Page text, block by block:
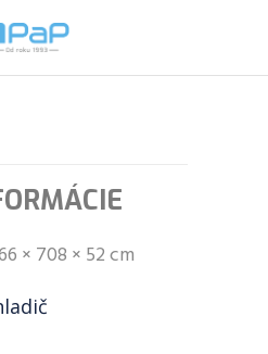
× 708 × 52 cm